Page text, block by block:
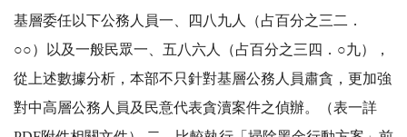
基層委任以下公務人員一、四八九人（占百分之三二．
○○）以及一般民眾一、五八六人（占百分之三四．○九），
從上述數據分析，本部不只針對基層公務人員肅貪，更加強
對中高層公務人員及民意代表貪瀆案件之偵辦。（表一詳